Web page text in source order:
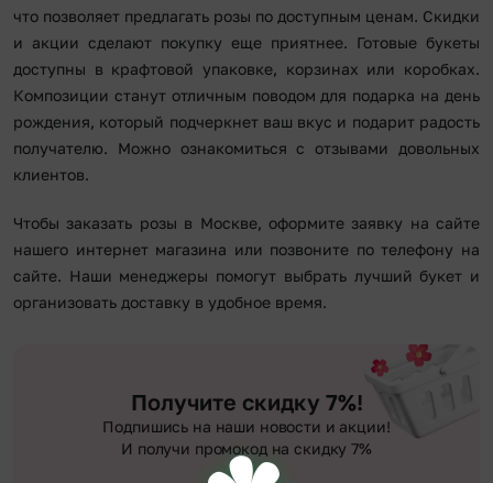
что позволяет предлагать розы по доступным ценам. Скидки
и акции сделают покупку еще приятнее. Готовые букеты
доступны в крафтовой упаковке, корзинах или коробках.
Композиции станут отличным поводом для подарка на день
рождения, который подчеркнет ваш вкус и подарит радость
получателю. Можно ознакомиться с отзывами довольных
клиентов.
Чтобы заказать розы в Москве, оформите заявку на сайте
нашего интернет магазина или позвоните по телефону на
сайте. Наши менеджеры помогут выбрать лучший букет и
организовать доставку в удобное время.
Получите скидку 7%!
Подпишись на наши новости и акции!
И получи промокод на скидку 7%